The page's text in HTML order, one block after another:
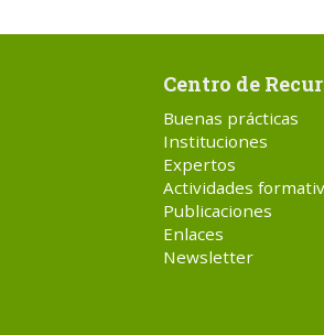
Centro de
Buenas prácticas
Instituciones
Expertos
Actividades
Publicaciones
Enlaces
Newsletter